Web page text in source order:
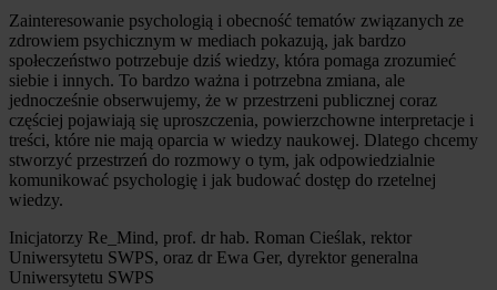
Zainteresowanie psychologią i obecność tematów związanych ze
zdrowiem psychicznym w mediach pokazują, jak bardzo
społeczeństwo potrzebuje dziś wiedzy, która pomaga zrozumieć
siebie i innych. To bardzo ważna i potrzebna zmiana, ale
jednocześnie obserwujemy, że w przestrzeni publicznej coraz
częściej pojawiają się uproszczenia, powierzchowne interpretacje i
treści, które nie mają oparcia w wiedzy naukowej. Dlatego chcemy
stworzyć przestrzeń do rozmowy o tym, jak odpowiedzialnie
komunikować psychologię i jak budować dostęp do rzetelnej
wiedzy.
Inicjatorzy Re_Mind, prof. dr hab. Roman Cieślak, rektor
Uniwersytetu SWPS, oraz dr Ewa Ger, dyrektor generalna
Uniwersytetu SWPS